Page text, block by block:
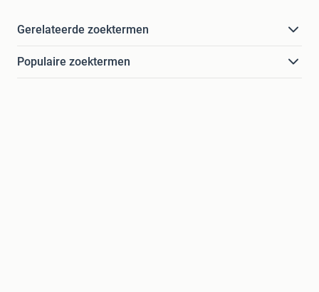
Gerelateerde zoektermen
Populaire zoektermen